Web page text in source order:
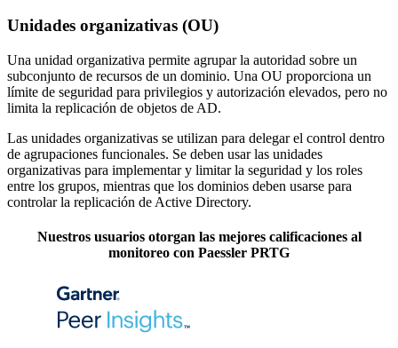
Unidades organizativas (OU)
Una unidad organizativa permite agrupar la autoridad sobre un
subconjunto de recursos de un dominio. Una OU proporciona un
límite de seguridad para privilegios y autorización elevados, pero no
limita la replicación de objetos de AD.
Las unidades organizativas se utilizan para delegar el control dentro
de agrupaciones funcionales. Se deben usar las unidades
organizativas para implementar y limitar la seguridad y los roles
entre los grupos, mientras que los dominios deben usarse para
controlar la replicación de Active Directory.
Nuestros usuarios otorgan las mejores calificaciones al
monitoreo con Paessler PRTG